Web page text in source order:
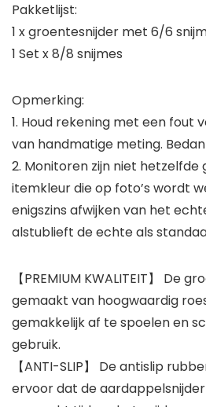
Pakketlijst:
1 x groentesnijder met 6/6
1 Set x 8/8 snijmes
Opmerking:
1. Houd rekening met een fout
van handmatige meting.
2. Monitoren zijn niet hetzelfde
itemkleur die op foto’s wordt
enigszins afwijken van het
alstublieft de echte als
【PREMIUM KWALITEIT】 De
gemaakt van hoogwaardig
gemakkelijk af te spoelen en
gebruik.
【ANTI-SLIP】 De antislip
ervoor dat de